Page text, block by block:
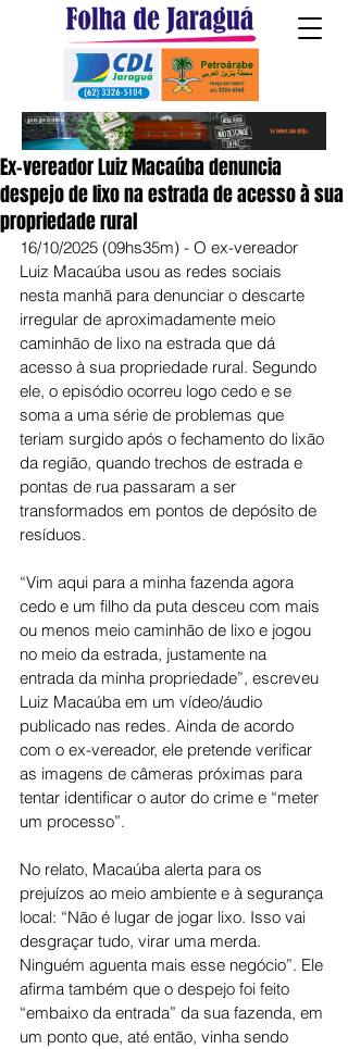
Ex-vereador Luiz Macaúba denuncia
despejo de lixo na estrada de acesso à sua
propriedade rural
16/10/2025 (09hs35m) - O ex-vereador
Luiz Macaúba usou as redes sociais
nesta manhã para denunciar o descarte
irregular de aproximadamente meio
caminhão de lixo na estrada que dá
acesso à sua propriedade rural. Segundo
ele, o episódio ocorreu logo cedo e se
soma a uma série de problemas que
teriam surgido após o fechamento do lixão
da região, quando trechos de estrada e
pontas de rua passaram a ser
transformados em pontos de depósito de
resíduos.
“Vim aqui para a minha fazenda agora
cedo e um filho da puta desceu com mais
ou menos meio caminhão de lixo e jogou
no meio da estrada, justamente na
entrada da minha propriedade”, escreveu
Luiz Macaúba em um vídeo/áudio
publicado nas redes. Ainda de acordo
com o ex-vereador, ele pretende verificar
as imagens de câmeras próximas para
tentar identificar o autor do crime e “meter
um processo”.
No relato, Macaúba alerta para os
prejuízos ao meio ambiente e à segurança
local: “Não é lugar de jogar lixo. Isso vai
desgraçar tudo, virar uma merda.
Ninguém aguenta mais esse negócio”. Ele
afirma também que o despejo foi feito
“embaixo da entrada” da sua fazenda, em
um ponto que, até então, vinha sendo